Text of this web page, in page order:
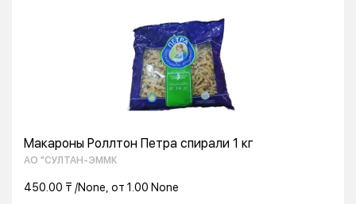
Макароны Роллтон Петра спирали 1 кг
АО "СУЛТАН-ЭММК
450.00 ₸ /None, от 1.00 None